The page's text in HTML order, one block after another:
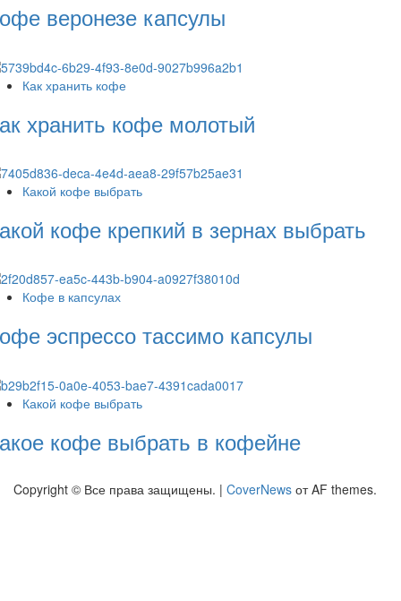
веронезе капсулы
Как хранить кофе
хранить кофе молотый
Какой кофе выбрать
кофе крепкий в зернах выбрать
Кофе в капсулах
эспрессо тассимо капсулы
Какой кофе выбрать
кофе выбрать в кофейне
Copyright © Все права защищены. | CoverNews от AF themes.